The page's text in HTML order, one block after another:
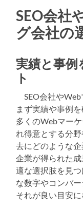
SEO会社
グ会社の
実績と事
ト
SEO会社やWeb
まず実績や事例
多くのWebマー
れ得意とする分
去にどのような
企業が得られた
適な選択肢を見
な数字やコンバ
それが良い目安に